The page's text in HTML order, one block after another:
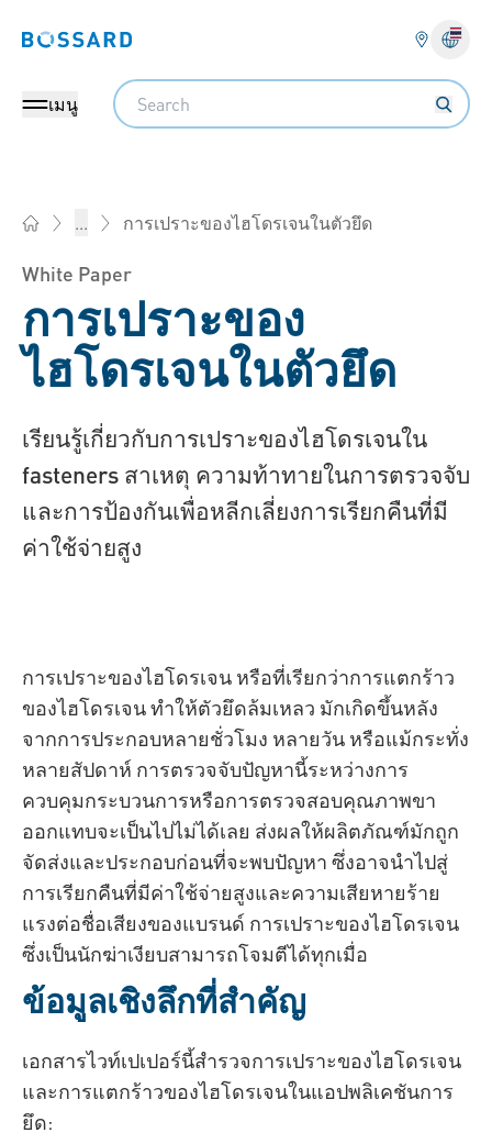
Bossard homepage
เมนู
Search
... การเปราะของไฮโดรเจนในตัวยึด
White Paper
การเปราะของ
ไฮโดรเจนในตัวยึด
เรียนรู้เกี่ยวกับการเปราะของไฮโดรเจนใน
fasteners สาเหตุ ความท้าทายในการตรวจจับ
และการป้องกันเพื่อหลีกเลี่ยงการเรียกคืนที่มี
ค่าใช้จ่ายสูง
การเปราะของไฮโดรเจน หรือที่เรียกว่าการแตกร้าว
ของไฮโดรเจน ทำให้ตัวยึดล้มเหลว มักเกิดขึ้นหลัง
จากการประกอบหลายชั่วโมง หลายวัน หรือแม้กระทั่ง
หลายสัปดาห์ การตรวจจับปัญหานี้ระหว่างการ
ควบคุมกระบวนการหรือการตรวจสอบคุณภาพขา
ออกแทบจะเป็นไปไม่ได้เลย ส่งผลให้ผลิตภัณฑ์มักถูก
จัดส่งและประกอบก่อนที่จะพบปัญหา ซึ่งอาจนำไปสู่
การเรียกคืนที่มีค่าใช้จ่ายสูงและความเสียหายร้าย
แรงต่อชื่อเสียงของแบรนด์ การเปราะของไฮโดรเจน
ซึ่งเป็นนักฆ่าเงียบสามารถโจมตีได้ทุกเมื่อ
ข้อมูลเชิงลึกที่สำคัญ
เอกสารไวท์เปเปอร์นี้สำรวจการเปราะของไฮโดรเจน
และการแตกร้าวของไฮโดรเจนในแอปพลิเคชันการ
ยึด: